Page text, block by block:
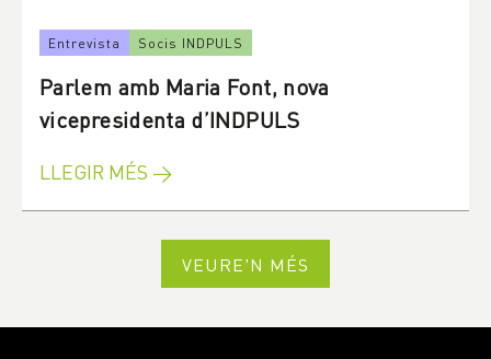
Entrevista Socis INDPULS
Parlem amb Maria Font, nova
vicepresidenta d’INDPULS
LLEGIR MÉS →
VEURE'N MÉS